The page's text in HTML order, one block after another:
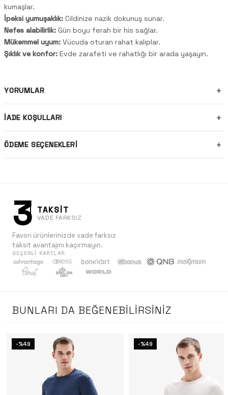
kumaşlar.
İpeksi yumuşaklık: Cildinize nazik dokunuş sunar.
Nefes alabilirlik: Gün boyu ferah bir his sağlar.
Mükemmel uyum: Vücuda oturan rahat kalıplar.
Şıklık ve konfor: Evde zarafeti ve rahatlığı bir arada yaşayın.
YORUMLAR
İADE KOŞULLARI
ÖDEME SEÇENEKLERI
3 TAKSİT
VADE FARKSIZ
Favori ürünlerinizde vade farksız
taksit avantajını kaçırmayın.
GEÇERLI KARTLAR
BUNLARI DA BEĞENEBILIRSINIZ
-%49 -%49